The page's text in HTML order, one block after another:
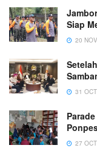
Siap
20
31
27